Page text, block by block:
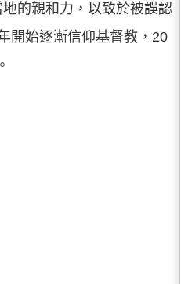
的親和力，以致於被誤認
開始逐漸信仰基督教，20